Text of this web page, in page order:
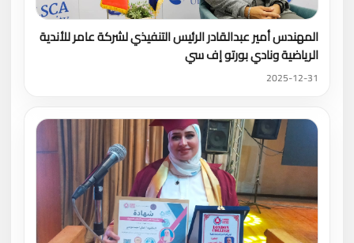
المهندس أمير عبدالقادر الرئيس التنفيذي لشركة عامر للأندية
الرياضية ونادي بورتو إف سي
2025-12-31